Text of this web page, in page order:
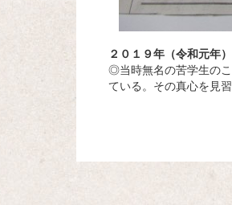
２０１９年（令和元年
◎当時無名の苦学生の
ている。その真心を見